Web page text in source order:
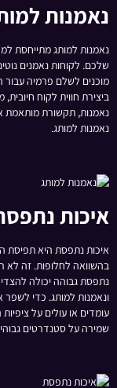
נאמנות
נאמנות למותג מתייחסת
שלכם. לקוחות נאמנים
מוכנים לשלם פרמיה עבור
ביצירת חווית לקוח
נאמנות, תקשורת מותאמת
נאמנות למותג.
איכות
איכות נתפסת היא תפיסת
בהשוואה לחלופות. זה לא
נתפסת גבוהה יכולה
ונאמנות למותג. כדי
עומדים או עולים על
שמירה על סטנדרטים